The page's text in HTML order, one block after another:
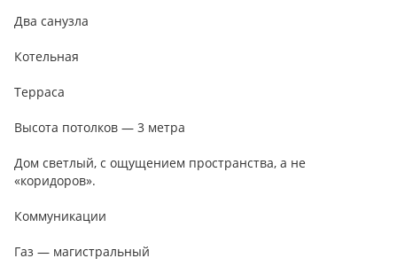
Два санузла
Котельная
Терраса
Высота потолков — 3 метра
Дом светлый, с ощущением пространства, а не
«коридоров».
Коммуникации
Газ — магистральный